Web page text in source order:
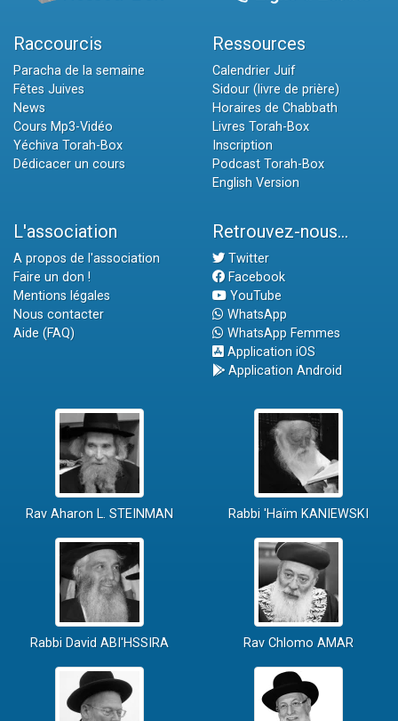
Raccourcis
Paracha de la semaine
Fêtes Juives
News
Cours Mp3-Vidéo
Yéchiva Torah-Box
Dédicacer un cours
Ressources
Calendrier Juif
Sidour (livre de prière)
Horaires de Chabbath
Livres Torah-Box
Inscription
Podcast Torah-Box
English Version
L'association
A propos de l'association
Faire un don !
Mentions légales
Nous contacter
Aide (FAQ)
Retrouvez-nous...
Twitter
Facebook
YouTube
WhatsApp
WhatsApp Femmes
Application iOS
Application Android
Rav Aharon L. STEINMAN Rabbi 'Haïm KANIEWSKI
Rabbi David ABI'HSSIRA Rav Chlomo AMAR